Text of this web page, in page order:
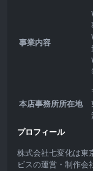
事業内容
本店事務所所在地
プロフィール
株式会社七変化は
ビスの運営・制作会